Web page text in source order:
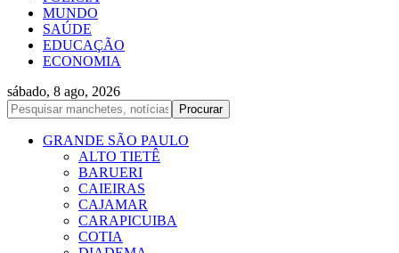
MUNDO
SAÚDE
EDUCAÇÃO
ECONOMIA
sábado, 8 ago, 2026
GRANDE SÃO PAULO
ALTO TIETÊ
BARUERI
CAIEIRAS
CAJAMAR
CARAPICUIBA
COTIA